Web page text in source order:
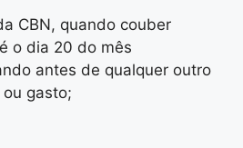
CBN, quando couber
o dia 20 do mês
antes de qualquer outro
gasto;